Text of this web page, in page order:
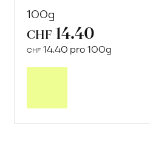
100g
CHF 14.40
CHF 14.40 pro 100g